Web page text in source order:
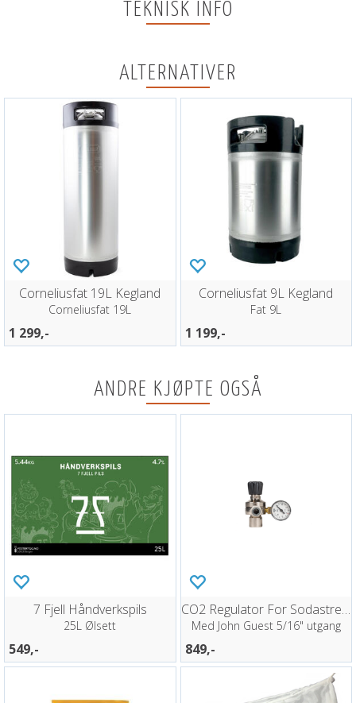
TEKNISK INFO
ALTERNATIVER
Corneliusfat 19L Kegland
Corneliusfat 19L
1 299,-
Corneliusfat 9L Kegland
Fat 9L
1 199,-
ANDRE KJØPTE OGSÅ
7 Fjell Håndverkspils
25L Ølsett
549,-
CO2 Regulator For Sodastream
Med John Guest 5/16" utgang
849,-